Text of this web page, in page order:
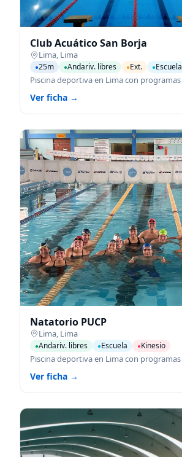
Club Acuático San Borja
Lima, Lima
●25m ●Andariv. libres ●Ext. ●Escuela
Ver ficha →
Natatorio PUCP
Lima, Lima
●Andariv. libres ●Escuela ●Kinesio
Ver ficha →